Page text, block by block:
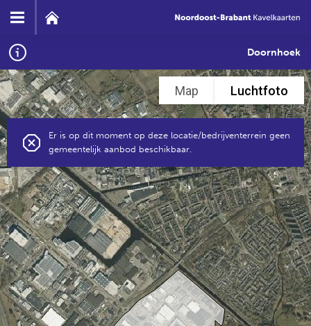
Map Luchtfoto
Er is op dit moment op deze locatie/bedrijventerrein geen
gemeentelijk aanbod beschikbaar.
Doornhoek